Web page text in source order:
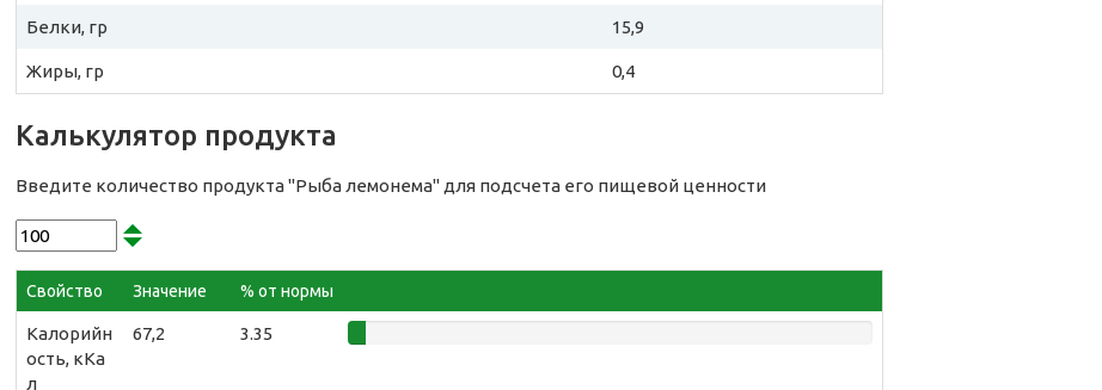
Белки, гр 15,9
Жиры, гр 0,4
Калькулятор продукта
Введите количество продукта "Рыба лемонема" для подсчета его пищевой ценности
Свойство Значение % от нормы
Калорийн
ость, кКа
л
67,2 3.35